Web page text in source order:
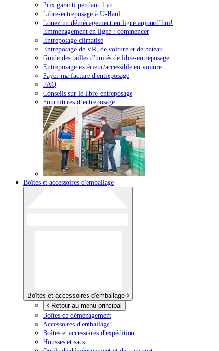
Prix garanti pendant 1 an
Libre-entreposage à U-Haul
Louez un déménagement en ligne aujourd’hui!
Emménagement en ligne : commencer
Entreposage climatisé
Entreposage de VR, de voiture et de bateau
Guide des tailles d'unités de libre-entreposage
Entreposage extérieur/accessible en voiture
Payer ma facture d'entreposage
FAQ
Conseils sur le libre-entreposage
Fournitures d’entreposage
Boîtes et accessoires d'emballage
Boîtes et accessoires d'emballage
Retour au menu principal
Boîtes de déménagement
Accessoires d'emballage
Boîtes et accessoires d'expédition
Housses et sacs